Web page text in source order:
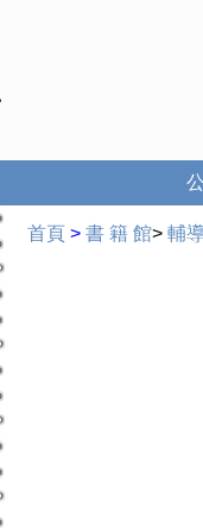
首頁 > 書 籍 館> 輔